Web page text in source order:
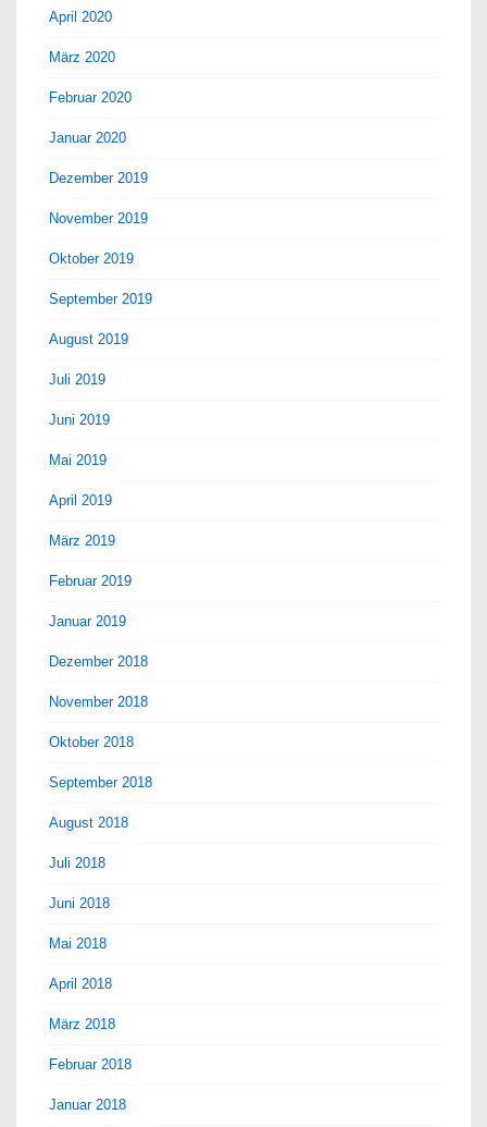
April 2020
März 2020
Februar 2020
Januar 2020
Dezember 2019
November 2019
Oktober 2019
September 2019
August 2019
Juli 2019
Juni 2019
Mai 2019
April 2019
März 2019
Februar 2019
Januar 2019
Dezember 2018
November 2018
Oktober 2018
September 2018
August 2018
Juli 2018
Juni 2018
Mai 2018
April 2018
März 2018
Februar 2018
Januar 2018